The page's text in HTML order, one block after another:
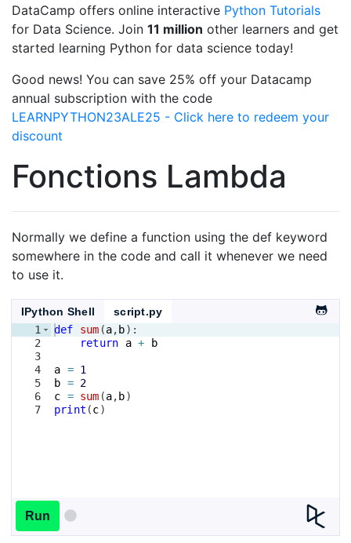
DataCamp offers online interactive Python Tutorials
for Data Science. Join 11 million other learners and get
started learning Python for data science today!
Good news! You can save 25% off your Datacamp
annual subscription with the code
LEARNPYTHON23ALE25 - Click here to redeem your
discount
Fonctions Lambda
Normally we define a function using the def keyword
somewhere in the code and call it whenever we need
to use it.
IPython Shell
script.py
1
2
3
4
5
6
7
def sum (a, b) :
return
a + b
a = 1
b = 2
c = sum (a, b)
print (c)
Run